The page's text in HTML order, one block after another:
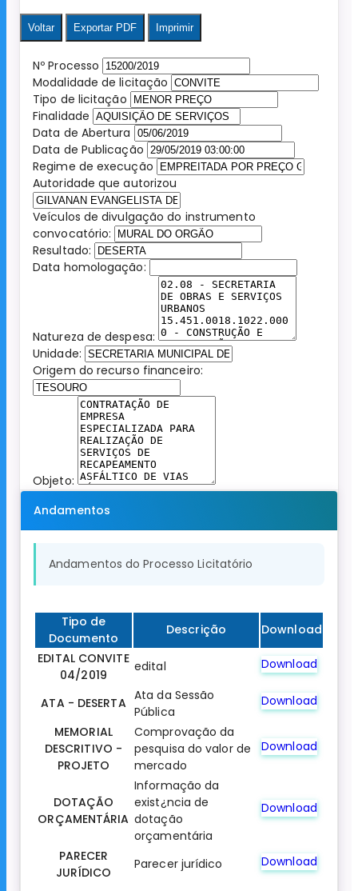
Voltar Exportar PDF Imprimir
Nº Processo
Modalidade de licitação
Tipo de licitação
Finalidade
Data de Abertura
Data de Publicação
Regime de execução
Autoridade que autorizou
Veículos de divulgação do instrumento
convocatório:
Resultado:
Data homologação:
Natureza de despesa:
Unidade:
Origem do recurso financeiro:
Objeto:
Andamentos
Andamentos do Processo Licitatório
Tipo de
Documento
Descrição
Download
EDITAL CONVITE
04/2019
edital Download
ATA - DESERTA Ata da Sessão
Pública
Download
MEMORIAL
DESCRITIVO -
PROJETO
Comprovação da
pesquisa do valor de
mercado
Download
DOTAÇÃO
ORÇAMENTÁRIA
Informação da
exist¿ncia de
dotação
orçamentária
Download
PARECER
JURÍDICO
Parecer jurídico Download